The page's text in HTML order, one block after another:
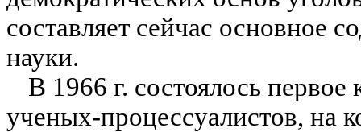
составляет сейчас основное
науки.
В 1966 г. состоялось
ученых-процессуалистов, на